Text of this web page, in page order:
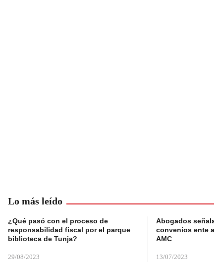
Lo más leído
¿Qué pasó con el proceso de
responsabilidad fiscal por el parque
biblioteca de Tunja?
29/08/2023
Abogados
convenios ente
AMC
13/07/2023